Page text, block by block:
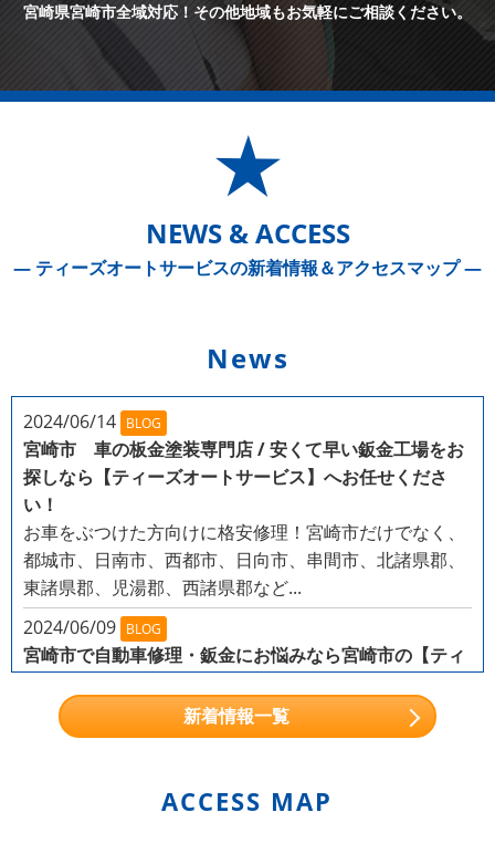
宮崎県宮崎市全域対応！ その他地域もお気軽にご相談ください。
NEWS & ACCESS
― ティーズオートサービスの新着情報＆アクセスマップ ―
News
2024/06/14 BLOG
宮崎市 車の板金塗装専門店 / 安くて早い鈑金工場をお
探しなら【ティーズオートサービス】へお任せくださ
い！
お車をぶつけた方向けに格安修理！宮崎市だけでなく、
都城市、日南市、西都市、日向市、串間市、北諸県郡、
東諸県郡、児湯郡、西諸県郡など...
2024/06/09 BLOG
宮崎市で自動車修理・鈑金にお悩みなら宮崎市の【ティ
こんなお悩みを持つ方から、多くのご依頼を頂いており
ます！
小石が当たったような小さなキズがある
NEWS
新着情報一覧
ACCESS MAP